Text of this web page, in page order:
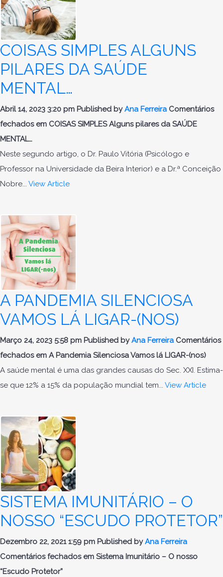
COISAS SIMPLES ALGUNS
PILARES DA SAÚDE
MENTAL…
Abril 14, 2023 3:20 pm Published byAna Ferreira Comentários
fechadosem COISAS SIMPLES Alguns pilares da SAÚDE
MENTAL…
Neste segundo artigo, o Dr. Paulo Vitória (Psicólogo e
Professor na Universidade da Beira Interior) e a Dr.ª Conceição
Nobre... View Article
A PANDEMIA SILENCIOSA
VAMOS LÁ LIGAR-(NOS)
Março 24, 2023 5:58 pm Published byAna Ferreira Comentários
fechadosem A Pandemia Silenciosa Vamos lá LIGAR-(nos)
A saúde mental é uma das grandes causas do Sec. XXI. Estima-
se que 12% a 15% da população mundial tem... View Article
SISTEMA IMUNITÁRIO – O
NOSSO “ESCUDO PROTETOR”
Dezembro 22, 2021 1:59 pm Published byAna Ferreira
Comentários fechadosem Sistema Imunitário – O nosso
“Escudo Protetor”